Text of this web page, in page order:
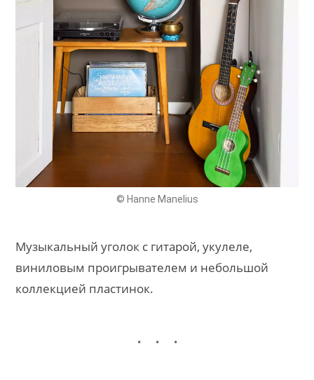
© Hanne Manelius
Музыкальный уголок с гитарой, укулеле,
виниловым проигрывателем и небольшой
коллекцией пластинок.